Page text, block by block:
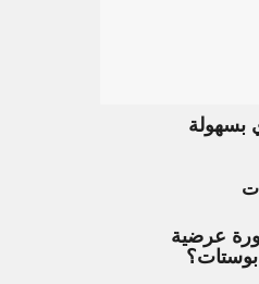
بسهولة
عرضية